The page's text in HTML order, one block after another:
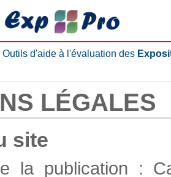
Outils d'aide à l'évaluation des
LÉGALES
site
la publication :